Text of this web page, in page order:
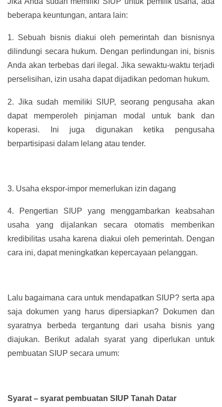
beberapa keuntungan, antara lain:
1. Sebuah bisnis diakui oleh pemerintah dan bisnisnya
dilindungi secara hukum. Dengan perlindungan ini, bisnis
Anda akan terbebas dari ilegal. Jika sewaktu-waktu terjadi
perselisihan, izin usaha dapat dijadikan pedoman hukum.
2. Jika sudah memiliki SIUP, seorang pengusaha akan
dapat memperoleh pinjaman modal untuk bank dan
koperasi. Ini juga digunakan ketika pengusaha
berpartisipasi dalam lelang atau tender.
3. Usaha ekspor-impor memerlukan izin dagang
4.
Pengertian SIUP yang menggambarkan keabsahan
usaha yang dijalankan secara otomatis memberikan
kredibilitas usaha karena diakui oleh pemerintah. Dengan
cara ini, dapat meningkatkan kepercayaan pelanggan.
Lalu bagaimana cara untuk mendapatkan SIUP? serta apa
saja dokumen yang harus dipersiapkan? Dokumen dan
syaratnya berbeda tergantung dari usaha bisnis yang
diajukan. Berikut adalah syarat yang diperlukan untuk
pembuatan SIUP secara umum:
Syarat – syarat pembuatan SIUP Tanah Datar